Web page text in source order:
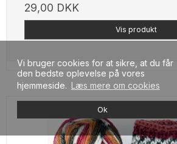
Vi bruger cookies for at sikre, at du får
den bedste oplevelse på vores
hjemmeside. Læs mere om cookies
Ok
29,00 DKK
Vis produkt